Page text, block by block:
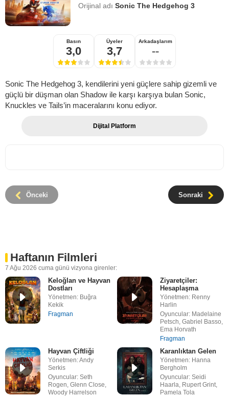
Orijinal adıSonic The Hedgehog 3
Basın
3,0
Üyeler
3,7
Arkadaşlarım
--
Sonic The Hedgehog 3, kendilerini yeni güçlere sahip gizemli ve
güçlü bir düşman olan Shadow ile karşı karşıya bulan Sonic,
Knuckles ve Tails’in maceralarını konu ediyor.
Dijital Platform
Önceki Sonraki
Haftanın Filmleri
7 Ağu 2026 cuma günü vizyona girenler:
Keloğlan ve Hayvan
Dostları
Yönetmen: Buğra
Kekik
Fragman
Ziyaretçiler:
Hesaplaşma
Yönetmen: Renny
Harlin
Oyuncular: Madelaine
Petsch, Gabriel Basso,
Ema Horvath
Fragman
Hayvan Çiftliği
Yönetmen: Andy
Serkis
Oyuncular: Seth
Rogen, Glenn Close,
Woody Harrelson
Karanlıktan Gelen
Yönetmen: Hanna
Bergholm
Oyuncular: Seidi
Haarla, Rupert Grint,
Pamela Tola